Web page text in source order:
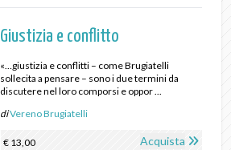
Giustizia e conflitto
«…giustizia e conflitti – come Brugiatelli
sollecita a pensare – sono i due termini da
discutere nel loro comporsi e oppor ...
diVereno Brugiatelli
€ 13,00 Acquista